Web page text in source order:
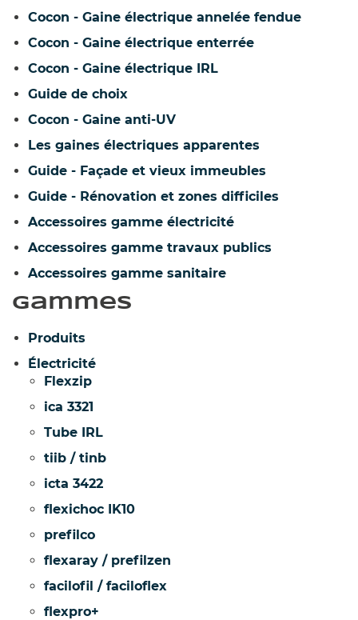
Cocon - Gaine électrique annelée fendue
Cocon - Gaine électrique enterrée
Cocon - Gaine électrique IRL
Guide de choix
Cocon - Gaine anti-UV
Les gaines électriques apparentes
Guide - Façade et vieux immeubles
Guide - Rénovation et zones difficiles
Accessoires gamme électricité
Accessoires gamme travaux publics
Accessoires gamme sanitaire
Gammes
Produits
Électricité
Flexzip
ica 3321
Tube IRL
tiib / tinb
icta 3422
flexichoc IK10
prefilco
flexaray / prefilzen
facilofil / faciloflex
flexpro+